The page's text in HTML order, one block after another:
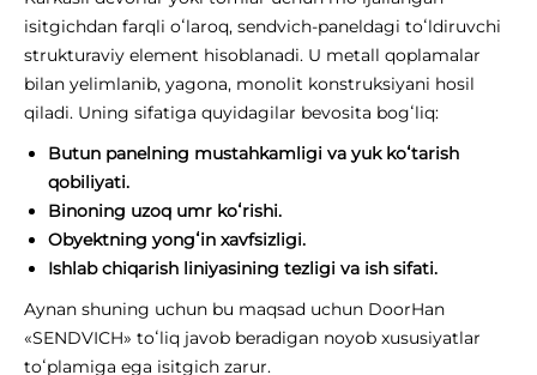
isitgichdan farqli oʻlaroq, sendvich-paneldagi toʻldiruvchi
strukturaviy element hisoblanadi. U metall qoplamalar
bilan yelimlanib, yagona, monolit konstruksiyani hosil
qiladi. Uning sifatiga quyidagilar bevosita bogʻliq:
Butun panelning mustahkamligi va yuk koʻtarish
qobiliyati.
Binoning uzoq umr koʻrishi.
Obyektning yongʻin xavfsizligi.
Ishlab chiqarish liniyasining tezligi va ish sifati.
Aynan shuning uchun bu maqsad uchun DoorHan
«SENDVICH» toʻliq javob beradigan noyob xususiyatlar
toʻplamiga ega isitgich zarur.